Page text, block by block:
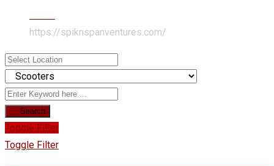
https://spiknspanventures.com/
Search
Toggle Filter
Toggle Filter